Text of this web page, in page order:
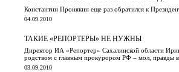
Константин Пронякин еще раз обратился к
04.09.2010
ТАКИЕ «РЕПОРТЕРЫ» НЕ НУЖНЫ
Директор ИА «Репортер» Сахалинской области
родством с главным прокурором РФ – мол, правды
03.09.2010